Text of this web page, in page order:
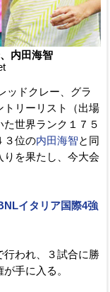
内田海智
ッドクレー、グラ
トリーリスト（出場
世界ランク１７５
３位の内田海智と同
りを果たし、今大会
イタリア国際4強
われ、３試合に勝
手に入る。